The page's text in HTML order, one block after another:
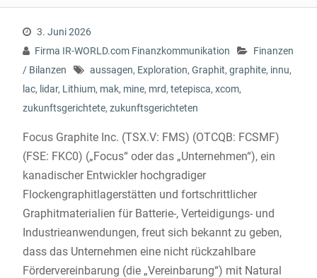
3. Juni 2026
Firma IR-WORLD.com Finanzkommunikation
Finanzen
/ Bilanzen
aussagen, Exploration, Graphit, graphite, innu,
lac, lidar, Lithium, mak, mine, mrd, tetepisca, xcom,
zukunftsgerichtete, zukunftsgerichteten
Focus Graphite Inc. (TSX.V: FMS) (OTCQB: FCSMF)
(FSE: FKC0) („Focus“ oder das „Unternehmen“), ein
kanadischer Entwickler hochgradiger
Flockengraphitlagerstätten und fortschrittlicher
Graphitmaterialien für Batterie-, Verteidigungs- und
Industrieanwendungen, freut sich bekannt zu geben,
dass das Unternehmen eine nicht rückzahlbare
Fördervereinbarung (die „Vereinbarung“) mit Natural